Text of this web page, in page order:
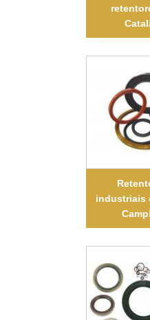
industriais